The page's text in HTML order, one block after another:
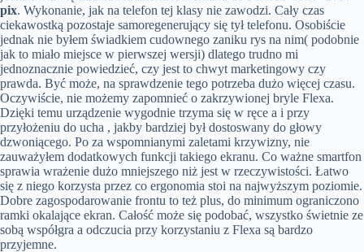
pix. Wykonanie, jak na telefon tej klasy nie zawodzi. Cały czas
ciekawostką pozostaje samoregenerujący się tył telefonu. Osobiście
jednak nie byłem świadkiem cudownego zaniku rys na nim( podobnie
jak to miało miejsce w pierwszej wersji) dlatego trudno mi
jednoznacznie powiedzieć, czy jest to chwyt marketingowy czy
prawda. Być może, na sprawdzenie tego potrzeba dużo więcej czasu.
Oczywiście, nie możemy zapomnieć o zakrzywionej bryle Flexa.
Dzięki temu urządzenie wygodnie trzyma się w ręce a i przy
przyłożeniu do ucha , jakby bardziej był dostoswany do głowy
dzwoniącego. Po za wspomnianymi zaletami krzywizny, nie
zauważyłem dodatkowych funkcji takiego ekranu. Co ważne smartfon
sprawia wrażenie dużo mniejszego niż jest w rzeczywistości. Łatwo
się z niego korzysta przez co ergonomia stoi na najwyższym poziomie.
Dobre zagospodarowanie frontu to też plus, do minimum ograniczono
ramki okalające ekran. Całość może się podobać, wszystko świetnie ze
sobą współgra a odczucia przy korzystaniu z Flexa są bardzo
przyjemne.